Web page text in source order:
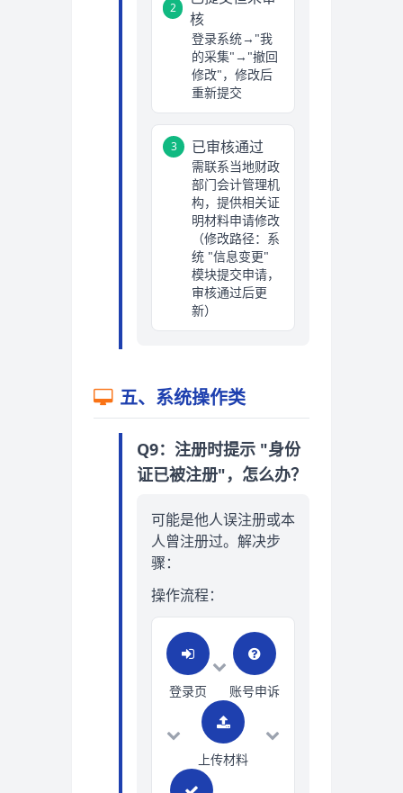
2
核
登录系统→"我
的采集"→"撤回
修改"，修改后
重新提交
3 已审核通过
需联系当地财政
部门会计管理机
构，提供相关证
明材料申请修改
（修改路径：系
统 "信息变更"
模块提交申请，
审核通过后更
新）
五、系统操作类
Q9：注册时提示 "身份
证已被注册"，怎么办？
可能是他人误注册或本
人曾注册过。解决步
骤：
操作流程：
登录页 账号申诉
上传材料